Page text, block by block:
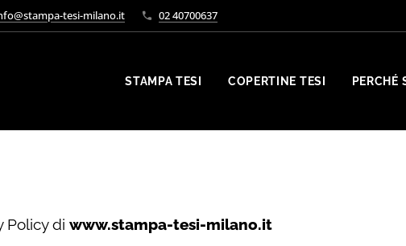
tesi-milano.it 02 40700637
STAMPA TESI COPERTINE TESI PERCHÉ
Policy di www.stampa-tesi-milano.it